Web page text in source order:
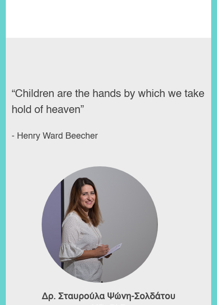
“Children are the hands by which we take
hold of heaven”
- Henry Ward Beecher
Δρ. Σταυρούλα Ψώνη-Σολδάτου